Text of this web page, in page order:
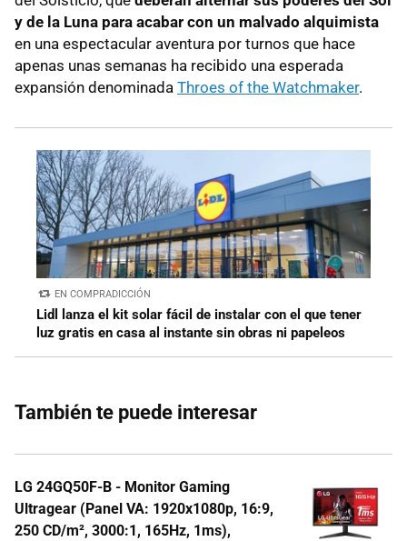
y de la Luna para acabar con un malvado alquimista
en una espectacular aventura por turnos que hace
apenas unas semanas ha recibido una esperada
expansión denominada Throes of the Watchmaker.
EN COMPRADICCIÓN
Lidl lanza el kit solar fácil de instalar con el que tener
luz gratis en casa al instante sin obras ni papeleos
También te puede interesar
LG 24GQ50F-B - Monitor Gaming
Ultragear (Panel VA: 1920x1080p, 16:9,
250 CD/m², 3000:1, 165Hz, 1ms),